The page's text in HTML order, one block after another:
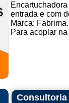
entrada e com
Marca: Fabrima.
Para acoplar
Consultoria